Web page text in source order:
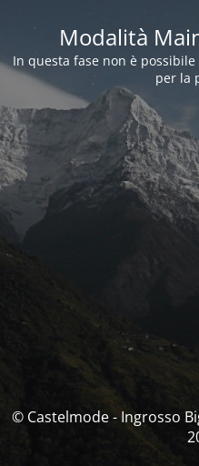
Modalità
In questa fase non è
per la
© Castelmode - Ingrosso